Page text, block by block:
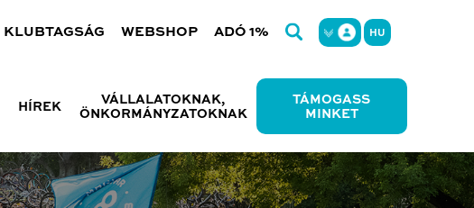
KLUBTAGSÁG WEBSHOP ADÓ 1% HU
HÍREK
VÁLLALATOKNAK,
ÖNKORMÁNYZATOKNAK
TÁMOGASS
MINKET